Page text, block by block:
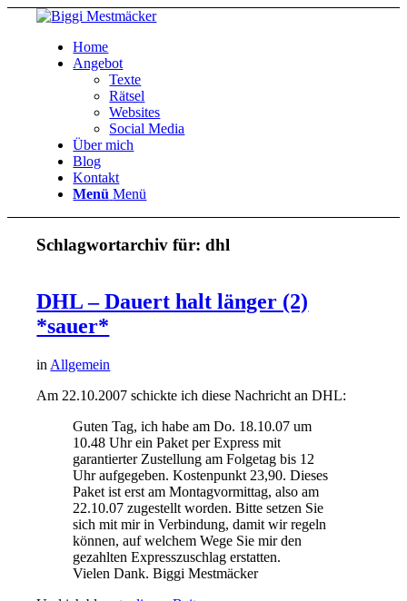
Home
Angebot
Texte
Rätsel
Websites
Social Media
Über mich
Blog
Kontakt
Menü Menü
Schlagwortarchiv für:dhl
DHL – Dauert halt länger (2)
*sauer*
in Allgemein
Am 22.10.2007 schickte ich diese Nachricht an DHL:
Guten Tag, ich habe am Do. 18.10.07 um
10.48 Uhr ein Paket per Express mit
garantierter Zustellung am Folgetag bis 12
Uhr aufgegeben. Kostenpunkt 23,90. Dieses
Paket ist erst am Montagvormittag, also am
22.10.07 zugestellt worden. Bitte setzen Sie
sich mit mir in Verbindung, damit wir regeln
können, auf welchem Wege Sie mir den
gezahlten Expresszuschlag erstatten.
Vielen Dank. Biggi Mestmäcker